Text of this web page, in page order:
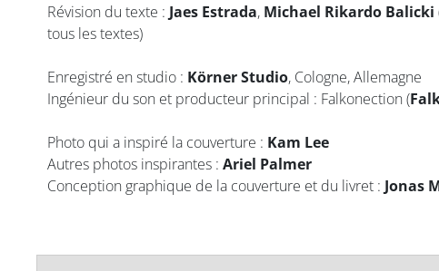
Révision du texte : Jaes Estrada, Michael Rikardo Balicki
tous les textes)
Enregistré en studio : Körner Studio, Cologne, Allemagne
Ingénieur du son et producteur principal : Falkonection (
Photo qui a inspiré la couverture : Kam Lee
Autres photos inspirantes : Ariel Palmer
Conception graphique de la couverture et du livret : Jonas